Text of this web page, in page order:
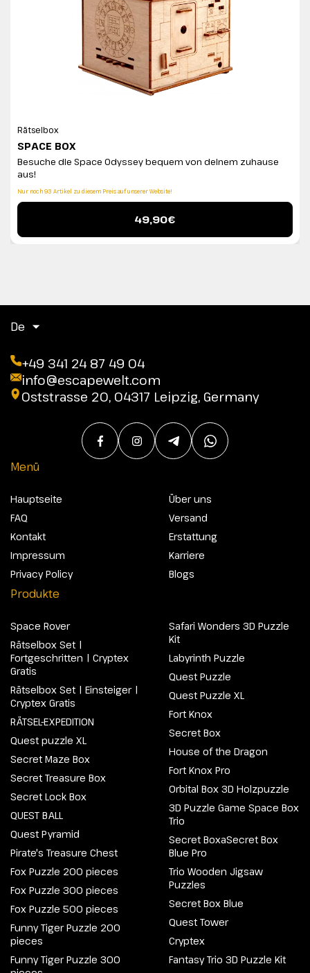
Rätselbox
SPACE BOX
Besuche die Space Odyssey bequem von deinem zuhause
aus!
Nur noch 93 Artikel zu diesem Preis auf unserer Website!
49,90€
De
+49 341 24 87 49 04
info@escapewelt.com
Oststrasse 20, 04317 Leipzig, Germany
Menü
Hauptseite
FAQ
Kontakt
Impressum
Privacy Policy
Über uns
Versand
Erstattung
Karriere
Blogs
Produkte
Space Rover
Rätselbox Set |
Fortgeschritten | Cryptex
Gratis
Rätselbox Set | Einsteiger |
Cryptex Gratis
RÄTSEL-EXPEDITION
Quest puzzle XL
Secret Maze Box
Secret Treasure Box
Secret Lock Box
QUEST BALL
Quest Pyramid
Pirate's Treasure Chest
Fox Puzzle 200 pieces
Fox Puzzle 300 pieces
Fox Puzzle 500 pieces
Funny Tiger Puzzle 200
pieces
Funny Tiger Puzzle 300
Safari Wonders 3D Puzzle
Kit
Labyrinth Puzzle
Quest Puzzle
Quest Puzzle XL
Fort Knox
Secret Box
House of the Dragon
Fort Knox Pro
Orbital Box 3D Holzpuzzle
3D Puzzle Game Space Box
Trio
Secret BoxaSecret Box
Blue Pro
Trio Wooden Jigsaw
Puzzles
Secret Box Blue
Quest Tower
Cryptex
Fantasy Trio 3D Puzzle Kit